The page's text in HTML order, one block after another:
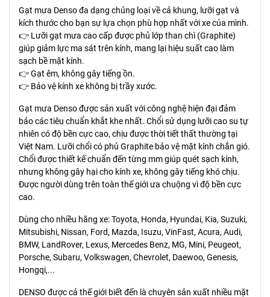
Gạt mưa Denso đa dạng chủng loại về cả khung, lưỡi gạt và
kích thước cho bạn sự lựa chọn phù hợp nhất với xe của mình.
👉 Lưỡi gạt mưa cao cấp được phủ lớp than chì (Graphite)
giúp giảm lực ma sát trên kính, mang lại hiệu suất cao làm
sạch bề mặt kính.
👉 Gạt êm, không gây tiếng ồn.
👉 Bảo vệ kính xe không bị trầy xước.
Gạt mưa Denso được sản xuất với công nghệ hiện đại đảm
bảo các tiêu chuẩn khắt khe nhất. Chổi sử dụng lưỡi cao su tự
nhiên có độ bền cực cao, chịu được thời tiết thất thường tại
Việt Nam. Lưỡi chổi có phủ Graphite bảo vệ mặt kính chắn gió.
Chổi được thiết kế chuẩn đến từng mm giúp quét sạch kính,
nhưng không gây hại cho kính xe, không gây tiếng khó chịu.
Được người dùng trên toàn thế giới ưa chuộng vì độ bền cực
cao.
Dùng cho nhiều hãng xe: Toyota, Honda, Hyundai, Kia, Suzuki,
Mitsubishi, Nissan, Ford, Mazda, Isuzu, VinFast, Acura, Audi,
BMW, LandRover, Lexus, Mercedes Benz, MG, Mini, Peugeot,
Porsche, Subaru, Volkswagen, Chevrolet, Daewoo, Genesis,
Hongqi,...
DENSO được cả thế giới biết đến là chuyên sản xuất nhiều mặt